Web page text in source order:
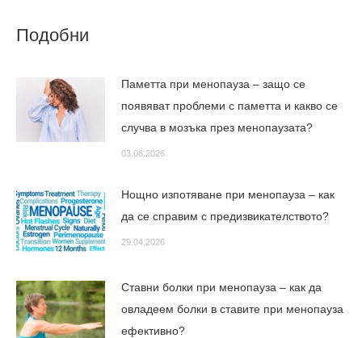
Подобни
Паметта при менопауза – защо се
появяват проблеми с паметта и какво се
случва в мозъка през менопаузата?
03.06.2026
Нощно изпотяване при менопауза – как
да се справим с предизвикателството?
29.04.2026
Ставни болки при менопауза – как да
овладеем болки в ставите при менопауза
ефективно?